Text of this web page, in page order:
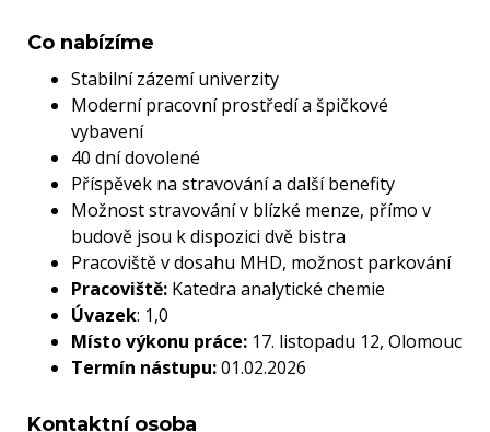
Co nabízíme
Stabilní zázemí univerzity
Moderní pracovní prostředí a špičkové
vybavení
40 dní dovolené
Příspěvek na stravování a další benefity
Možnost stravování v blízké menze, přímo v
budově jsou k dispozici dvě bistra
Pracoviště v dosahu MHD, možnost parkování
Pracoviště: Katedra analytické chemie
Úvazek: 1,0
Místo výkonu práce: 17. listopadu 12, Olomouc
Termín nástupu:01.02.2026
Kontaktní osoba